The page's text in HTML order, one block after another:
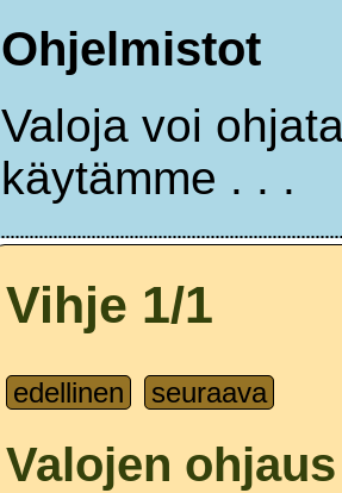
Ohjelmistot
Valoja voi
käytämme . . .
Vihje 1/1
edellinen seuraava
Valojen